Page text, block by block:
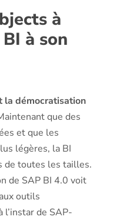
à
à son
la démocratisation
que des
et que les
légères, la BI
de toutes les tailles.
de SAP BI 4.0 voit
outils
de SAP-